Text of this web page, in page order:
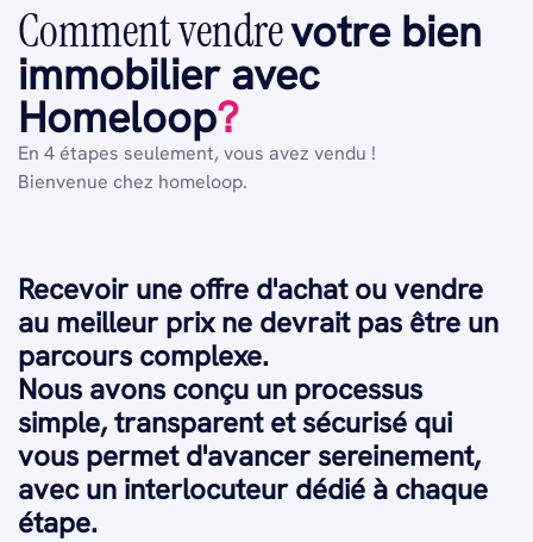
Comment vendrevotre bien
immobilier avec
Homeloop?
En 4 étapes seulement, vous avez vendu !
Bienvenue chez homeloop.
Recevoir une offre d'achat ou vendre
au meilleur prix ne devrait pas être un
parcours complexe.
Nous avons conçu un processus
simple, transparent et sécurisé qui
vous permet d'avancer sereinement,
avec un interlocuteur dédié à chaque
étape.